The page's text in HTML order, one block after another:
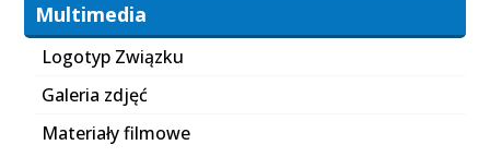
Multimedia
Logotyp Związku
Galeria zdjęć
Materiały filmowe